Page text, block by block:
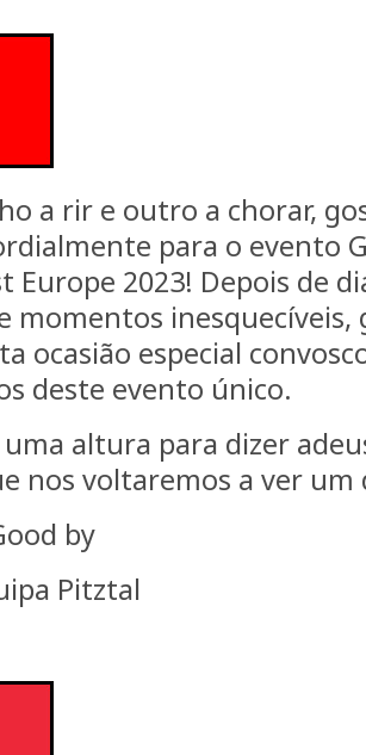
a rir e outro a chorar,
para o evento
Europe 2023! Depois de
momentos inesquecíveis,
ocasião especial
deste evento único.
altura para dizer
nos voltaremos a ver um
by
Pitztal